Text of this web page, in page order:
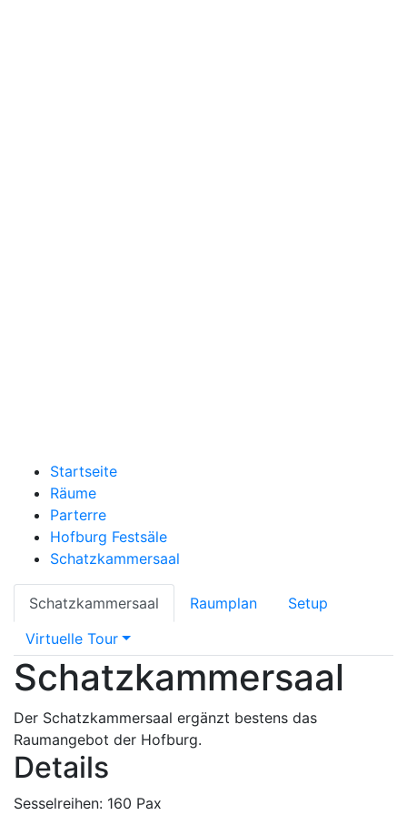
Startseite
Räume
Parterre
Hofburg Festsäle
Schatzkammersaal
Schatzkammersaal Raumplan
Setup
Virtuelle Tour
Schatzkammersaal
Der Schatzkammersaal ergänzt bestens das
Raumangebot der Hofburg.
Details
Sesselreihen: 160 Pax